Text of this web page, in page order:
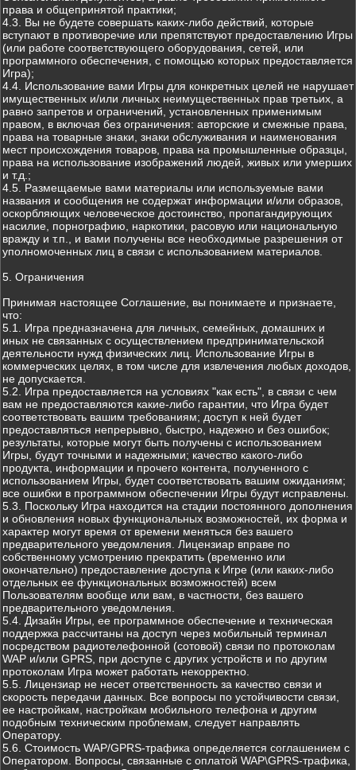
права и общепринятой практики;
4.3. Вы не будете совершать каких-либо действий, которые
вступают в противоречие или препятствуют предоставлению Игры
(или работе соответствующего оборудования, сетей, или
программного обеспечения, с помощью которых предоставляется
Игра);
4.4. Использование вами Игры для конкретных целей не нарушает
имущественных и/или личных неимущественных прав третьих, а
равно запретов и ограничений, установленных применимым
правом, в включая без ограничения: авторские и смежные права,
права на товарные знаки, знаки обслуживания и наименования
мест происхождения товаров, права на промышленные образцы,
права на использование изображений людей, живых или умерших
и т.д.;
4.5. Размещаемые вами материалы или используемые вами
названия и сообщения не содержат информации и/или образов,
оскорбляющих человеческое достоинство, пропагандирующих
насилие, порнографию, наркотики, расовую или национальную
вражду и т.п., и вами получены все необходимые разрешения от
уполномоченных лиц в связи с использованием материалов.
5. Ограничения
Принимая настоящее Соглашение, вы понимаете и признаете,
что:
5.1. Игра предназначена для личных, семейных, домашних и
иных не связанных с осуществлением предпринимательской
деятельности нужд физических лиц. Использование Игры в
коммерческих целях, в том числе для извлечения любых доходов,
не допускается.
5.2. Игра предоставляется на условиях "как есть", в связи с чем
вам не предоставляются какие-либо гарантии, что Игра будет
соответствовать вашим требованиям; доступ к ней будет
предоставляться непрерывно, быстро, надежно и без ошибок;
результаты, которые могут быть получены с использованием
Игры, будут точными и надежными; качество какого-либо
продукта, информации и прочего контента, полученного с
использованием Игры, будет соответствовать вашим ожиданиям;
все ошибки в программном обеспечении Игры будут исправлены.
5.3. Поскольку Игра находится на стадии постоянного дополнения
и обновления новых функциональных возможностей, их форма и
характер могут время от времени меняться без вашего
предварительного уведомления. Лицензиар вправе по
собственному усмотрению прекратить (временно или
окончательно) предоставление доступа к Игре (или каких-либо
отдельных ее функциональных возможностей) всем
Пользователям вообще или вам, в частности, без вашего
предварительного уведомления.
5.4. Дизайн Игры, ее программное обеспечение и техническая
поддержка рассчитаны на доступ через мобильный терминал
посредством радиотелефонной (сотовой) связи по протоколам
WAP и/или GPRS, при доступе с других устройств и по другим
протоколам Игра может работать некорректно.
5.5. Лицензиар не несет ответственность за качество связи и
скорость передачи данных. Все вопросы по устойчивости связи,
ее настройкам, настройкам мобильного телефона и другим
подобным техническим проблемам, следует направлять
Оператору.
5.6. Стоимость WAP/GPRS-трафика определяется соглашением с
Оператором. Вопросы, связанные с оплатой WAP\GPRS-трафика,